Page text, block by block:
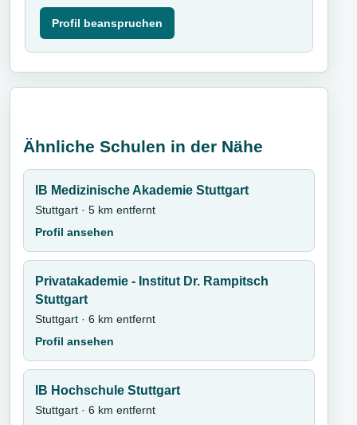
Profil beanspruchen
Ähnliche Schulen in der Nähe
IB Medizinische Akademie Stuttgart
Stuttgart · 5 km entfernt
Profil ansehen
Privatakademie - Institut Dr. Rampitsch
Stuttgart
Stuttgart · 6 km entfernt
Profil ansehen
IB Hochschule Stuttgart
Stuttgart · 6 km entfernt